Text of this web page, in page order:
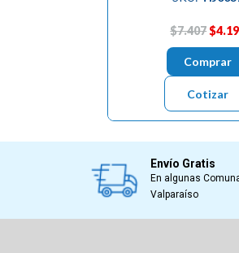
$7.407
Comprar
Cotizar
Envío Gratis
En algunas
Valparaíso